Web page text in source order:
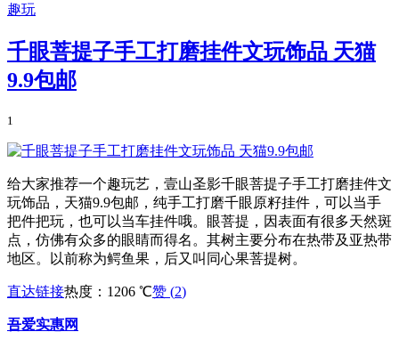
趣玩
千眼菩提子手工打磨挂件文玩饰品 天猫
9.9包邮
1
给大家推荐一个趣玩艺，壹山圣影千眼菩提子手工打磨挂件文
玩饰品，天猫9.9包邮，纯手工打磨千眼原籽挂件，可以当手
把件把玩，也可以当车挂件哦。眼菩提，因表面有很多天然斑
点，仿佛有众多的眼睛而得名。其树主要分布在热带及亚热带
地区。以前称为鳄鱼果，后又叫同心果菩提树。
直达链接热度：1206 ℃赞 (2)
吾爱实惠网